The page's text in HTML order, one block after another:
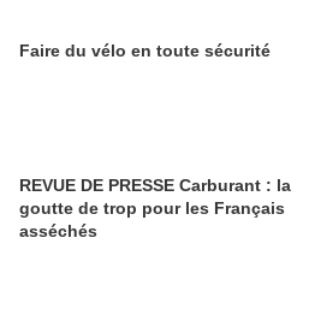
Faire du vélo en toute sécurité
REVUE DE PRESSE Carburant : la
goutte de trop pour les Français
asséchés